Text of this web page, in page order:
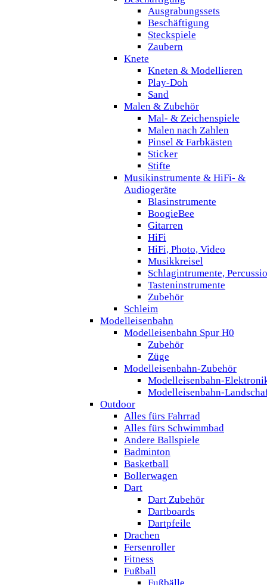
Ausgrabungssets
Beschäftigung
Steckspiele
Zaubern
Knete
Kneten & Modellieren
Play-Doh
Sand
Malen & Zubehör
Mal- & Zeichenspiele
Malen nach Zahlen
Pinsel & Farbkästen
Sticker
Stifte
Musikinstrumente & HiFi- &
Audiogeräte
Blasinstrumente
BoogieBee
Gitarren
HiFi
HiFi, Photo, Video
Musikkreisel
Schlagintrumente,
Tasteninstrumente
Zubehör
Schleim
Modelleisenbahn
Modelleisenbahn Spur H0
Zubehör
Züge
Modelleisenbahn-Zubehör
Modelleisenbahn-
Modelleisenbahn-
Outdoor
Alles fürs Fahrrad
Alles fürs Schwimmbad
Andere Ballspiele
Badminton
Basketball
Bollerwagen
Dart
Dart Zubehör
Dartboards
Dartpfeile
Drachen
Fersenroller
Fitness
Fußball